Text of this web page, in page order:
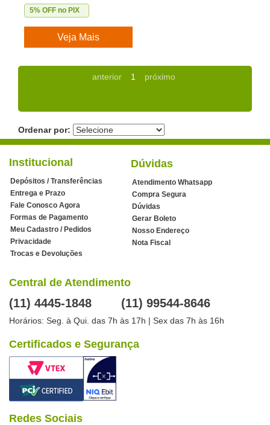
5% OFF no PIX
Veja Mais
anterior 1 próximo
Ordenar por:
Institucional
Depósitos / Transferências
Entrega e Prazo
Fale Conosco Agora
Formas de Pagamento
Meu Cadastro / Pedidos
Privacidade
Trocas e Devoluções
Dúvidas
Atendimento Whatsapp
Compra Segura
Dúvidas
Gerar Boleto
Nosso Endereço
Nota Fiscal
Central de Atendimento
(11) 4445-1848 (11) 99544-8646
Horários: Seg. à Qui. das 7h às 17h | Sex das 7h às 16h
Certificados e Segurança
Redes Sociais